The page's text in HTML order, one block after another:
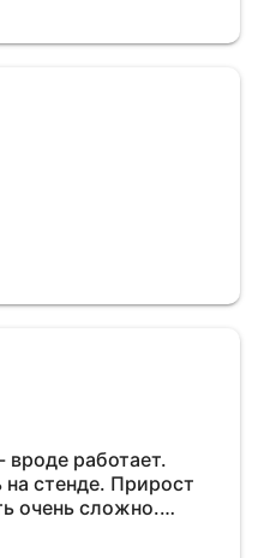
вроде работает.
стенде. Прирост
очень сложно.
и посмотрю, что